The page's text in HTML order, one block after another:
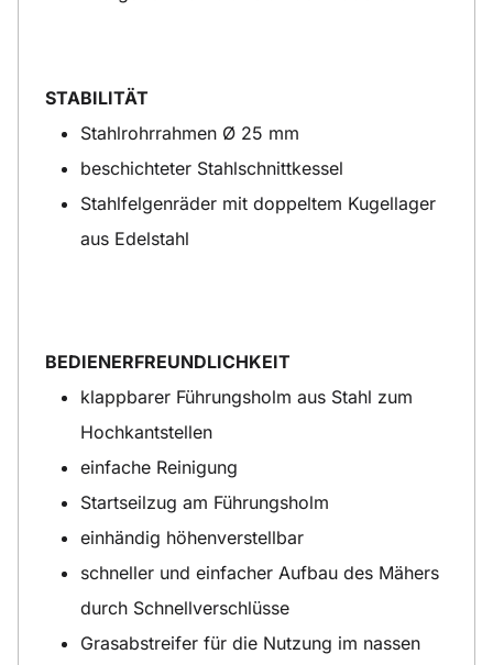
STABILITÄT
Stahlrohrrahmen Ø 25 mm
beschichteter Stahlschnittkessel
Stahlfelgenräder mit doppeltem Kugellager
aus Edelstahl
BEDIENERFREUNDLICHKEIT
klappbarer Führungsholm aus Stahl zum
Hochkantstellen
einfache Reinigung
Startseilzug am Führungsholm
einhändig höhenverstellbar
schneller und einfacher Aufbau des Mähers
durch Schnellverschlüsse
Grasabstreifer für die Nutzung im nassen